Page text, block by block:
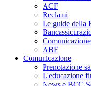
ACF
Reclami
Le guide della
ABF
Comunicazione
Prenotazione
L'educazione
News e BCC